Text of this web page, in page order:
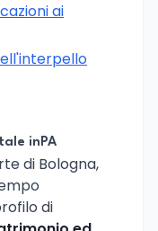
ai
inPA
di Bologna,
di